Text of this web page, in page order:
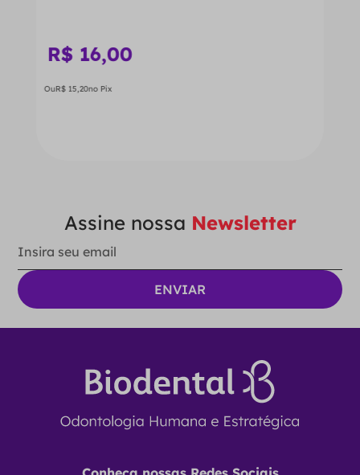
R$ 16,00
OuR$ 15,20no Pix
Assine nossa Newsletter